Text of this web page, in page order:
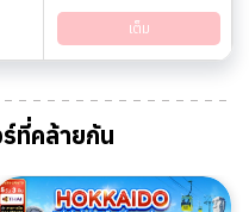
เต็ม
ที่คล้ายกัน